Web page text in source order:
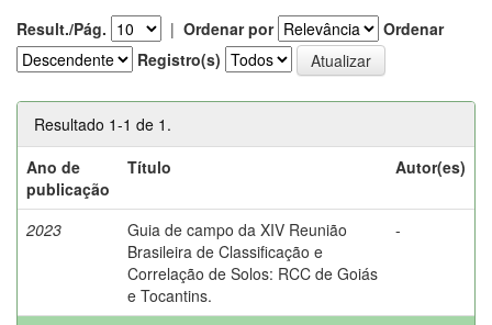
Result./Pág. | Ordenar por
Ordenar
Registro(s)
Resultado 1-1 de 1.
Ano de
publicação
Título Autor(es)
2023
Guia de campo da XIV Reunião
Brasileira de Classificação e
Correlação de Solos: RCC de Goiás
e Tocantins.
-